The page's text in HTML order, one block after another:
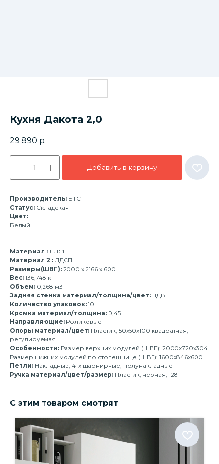
Кухня Дакота 2,0
29 890 р.
Добавить в корзину
Производитель: БТС
Статус: Складская
Цвет:
Белый
Материал : ЛДСП
Материал 2 : ЛДСП
Размеры(ШВГ): 2000 x 2166 x 600
Вес: 136,748 кг
Объем: 0,268 м3
Задняя стенка материал/толщина/цвет: ЛДВП
Количество упаковок: 10
Кромка материал/толщина: 0,45
Направляющие: Роликовые
Опоры материал/цвет: Пластик, 50х50х100 квадратная,
регулируемая
Особенности: Размер верхних модулей (ШВГ): 2000х720х304.
Размер нижних модулей по столешнице (ШВГ): 1600х846х600
Петли: Накладные, 4-х шарнирные, полунакладные
Ручка материал/цвет/размер: Пластик, черная, 128
С этим товаром смотрят